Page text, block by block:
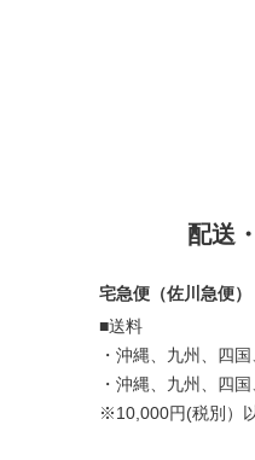
配送
宅急便（佐川急便）
■送料
・沖縄、九州、四
・沖縄、九州、四
※10,000円(税別）